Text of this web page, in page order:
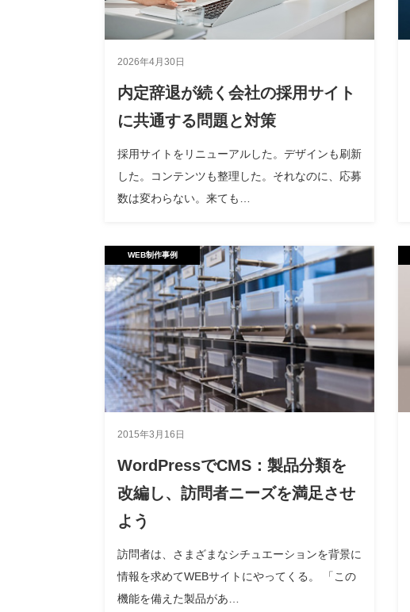
2026年4月30日
内定辞退が続く会社の採用サイト
に共通する問題と対策
採用サイトをリニューアルした。デザインも刷新
した。コンテンツも整理した。それなのに、応募
数は変わらない。来ても…
WEB制作事例
2015年3月16日
WordPressでCMS：製品分類を
改編し、訪問者ニーズを満足させ
よう
訪問者は、さまざまなシチュエーションを背景に
情報を求めてWEBサイトにやってくる。 「この
機能を備えた製品があ…